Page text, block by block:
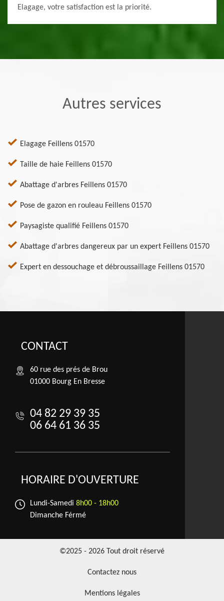
Elagage, votre satisfaction est la priorité.
Autres services
Elagage Feillens 01570
Taille de haie Feillens 01570
Abattage d'arbres Feillens 01570
Pose de gazon en rouleau Feillens 01570
Paysagiste qualifié Feillens 01570
Abattage d'arbres dangereux par un expert Feillens 01570
Expert en dessouchage et débroussaillage Feillens 01570
CONTACT
60 rue des prés de Brou
01000 Bourg En Bresse
04 82 29 39 35
06 64 61 36 35
HORAIRE D'OUVERTURE
Lundi-Samedi 8h00 - 18h00
Dimanche Férmé
©2025 - 2026 Tout droit réservé
Contactez nous
Mentions légales